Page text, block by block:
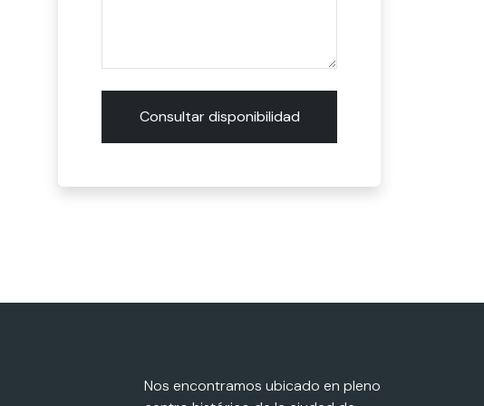
Consultar disponibilidad
Nos encontramos ubicado en pleno